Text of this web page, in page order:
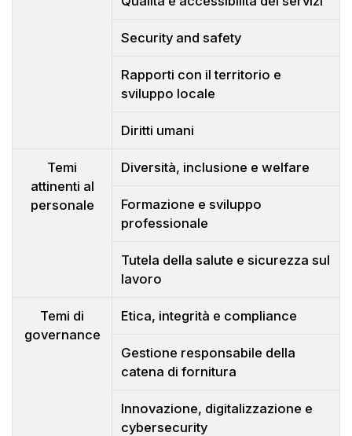
Security and safety
Rapporti con il territorio e
sviluppo locale
Diritti umani
Temi
attinenti al
personale
Diversità, inclusione e welfare
Formazione e sviluppo
professionale
Tutela della salute e sicurezza sul
lavoro
Temi di
governance
Etica, integrità e compliance
Gestione responsabile della
catena di fornitura
Innovazione, digitalizzazione e
cybersecurity